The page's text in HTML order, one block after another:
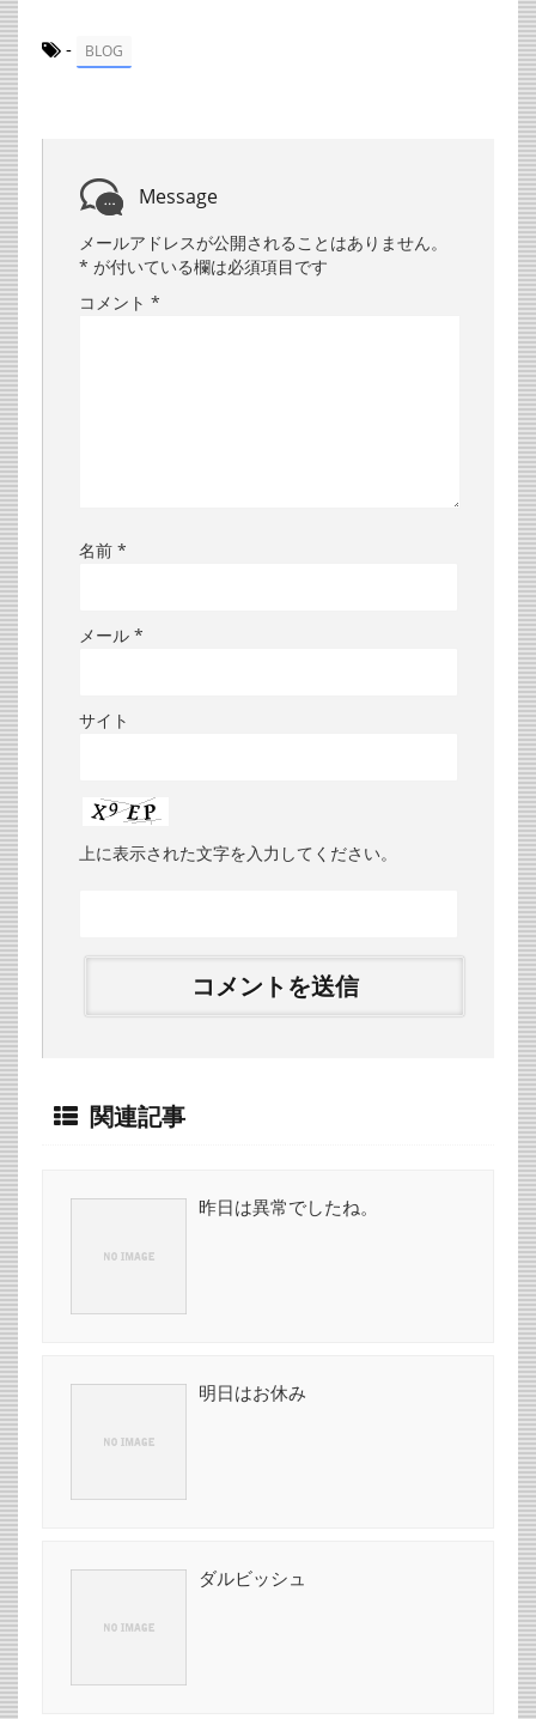
- BLOG
Message
メールアドレスが公開されることはありません。
* が付いている欄は必須項目です
コメント *
名前 *
メール *
サイト
上に表示された文字を入力してください。
関連記事
昨日は異常でしたね。
明日はお休み
ダルビッシュ